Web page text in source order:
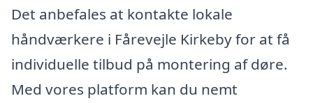
Det anbefales at kontakte lokale
håndværkere i Fårevejle Kirkeby for at få
individuelle tilbud på montering af døre.
Med vores platform kan du nemt